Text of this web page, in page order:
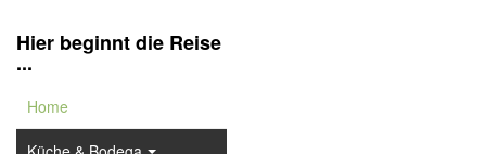
Hier beginnt die Reise
...
Home